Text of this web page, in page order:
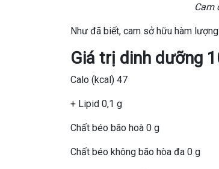
Cam
Như đã biết, cam sở hữu hàm
Giá trị dinh dưỡng
Calo (kcal) 47
+ Lipid 0,1 g
Chất béo bão hoà 0 g
Chất béo không bão hòa đa 0 g